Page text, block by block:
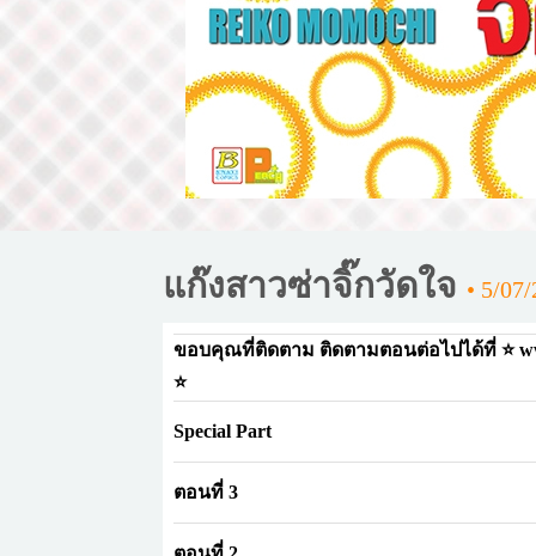
แก๊งสาวซ่าจิ๊กวัดใจ • 5/
ขอบคุณที่ติดตาม ติดตามตอนต่อไปได้ที่ ⭐
⭐
Special Part
ตอนที่ 3